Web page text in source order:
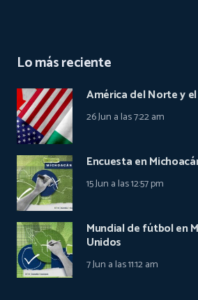
Lo más reciente
América del Norte y el
26 Jun a las 7:22 am
Encuesta en
15 Jun a las 12:57 pm
Mundial de fútbol en
Unidos
7 Jun a las 11:12 am